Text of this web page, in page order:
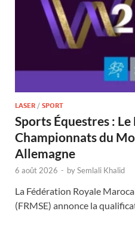
LASER / SPORT
Sports Équestres :
Championnats du
Allemagne
6 août 2026 - bySemlali Khalid
La Fédération Royale
(FRMSE) annonce la